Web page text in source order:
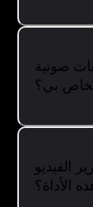
صوتية
بي؟
الفيديو
الأداة؟